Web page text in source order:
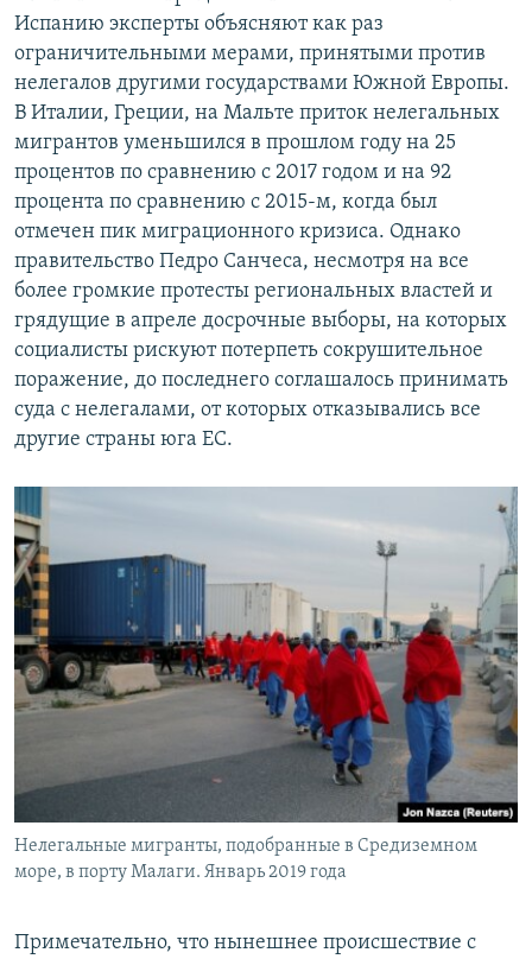
Испанию эксперты объясняют как раз
ограничительными мерами, принятыми против
нелегалов другими государствами Южной Европы.
В Италии, Греции, на Мальте приток нелегальных
мигрантов уменьшился в прошлом году на 25
процентов по сравнению с 2017 годом и на 92
процента по сравнению с 2015-м, когда был
отмечен пик миграционного кризиса. Однако
правительство Педро Санчеса, несмотря на все
более громкие протесты региональных властей и
грядущие в апреле досрочные выборы, на которых
социалисты рискуют потерпеть сокрушительное
поражение, до последнего соглашалось принимать
суда с нелегалами, от которых отказывались все
другие страны юга ЕС.
Нелегальные мигранты, подобранные в Средиземном
море, в порту Малаги. Январь 2019 года
Примечательно, что нынешнее происшествие с